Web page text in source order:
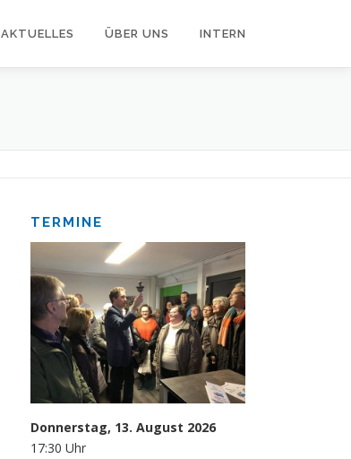
AKTUELLES ÜBER UNS INTERN
TERMINE
Donnerstag, 13. August 2026
17:30 Uhr